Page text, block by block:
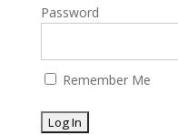
Password
Remember Me